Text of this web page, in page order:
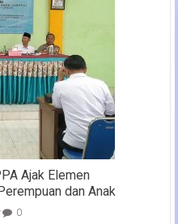
Ajak Elemen
dan Anak
0